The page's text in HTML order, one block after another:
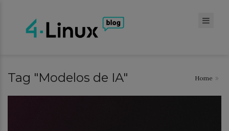
Tag "Modelos de IA" Home